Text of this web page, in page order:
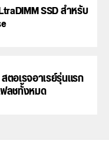
SSD สำหรับ
ตอเรจอาเรย์รุ่นแรก
ลชทั้งหมด